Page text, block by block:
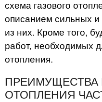
схема газового
описанием сильных
из них. Кроме того,
работ, необходимых
отопления.
ПРЕИМУЩЕСТВА
ОТОПЛЕНИЯ